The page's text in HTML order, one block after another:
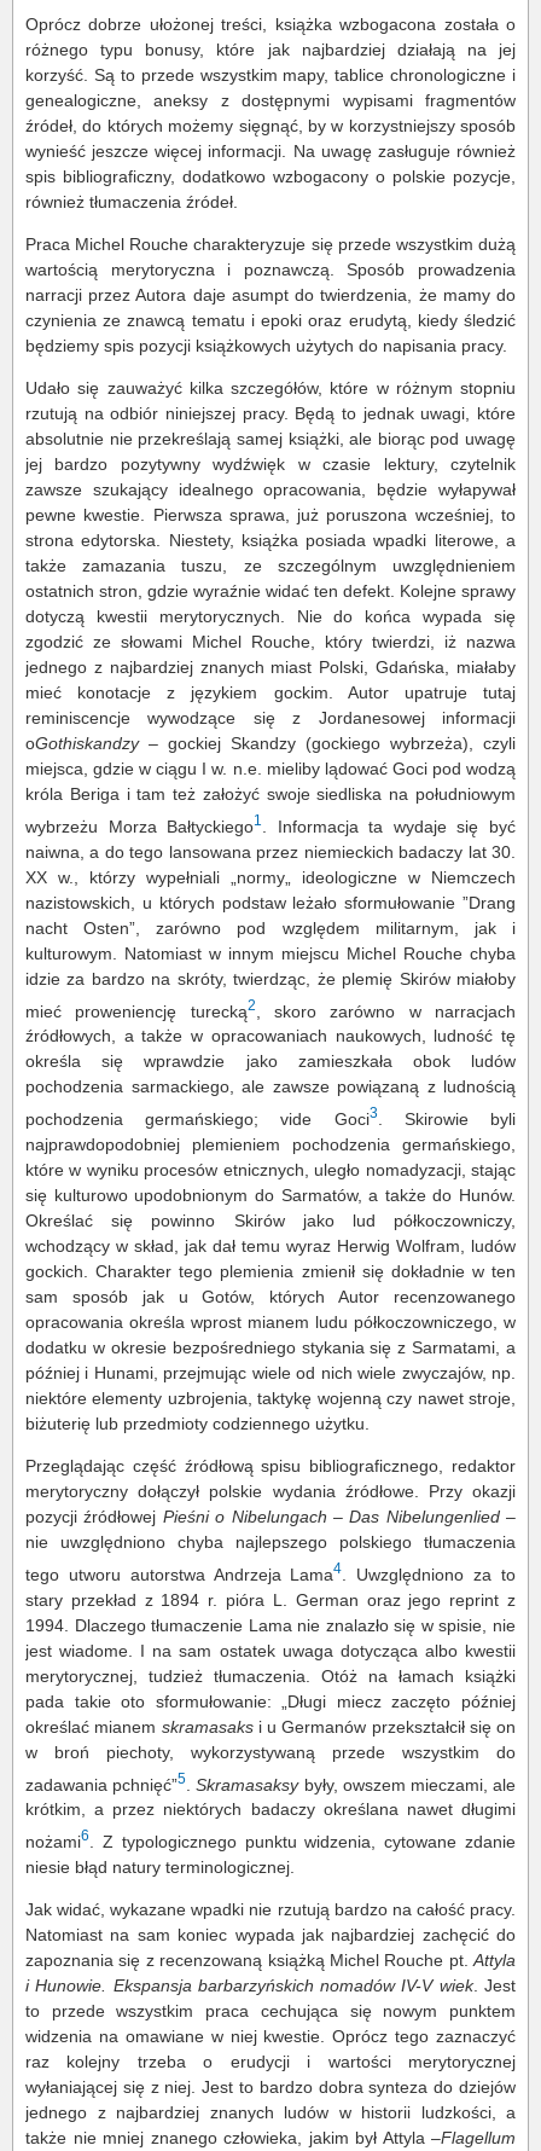
Oprócz dobrze ułożonej treści, książka wzbogacona została o
różnego typu bonusy, które jak najbardziej działają na jej
korzyść. Są to przede wszystkim mapy, tablice chronologiczne i
genealogiczne, aneksy z dostępnymi wypisami fragmentów
źródeł, do których możemy sięgnąć, by w korzystniejszy sposób
wynieść jeszcze więcej informacji. Na uwagę zasługuje również
spis bibliograficzny, dodatkowo wzbogacony o polskie pozycje,
również tłumaczenia źródeł.
Praca Michel Rouche charakteryzuje się przede wszystkim dużą
wartością merytoryczna i poznawczą. Sposób prowadzenia
narracji przez Autora daje asumpt do twierdzenia, że mamy do
czynienia ze znawcą tematu i epoki oraz erudytą, kiedy śledzić
będziemy spis pozycji książkowych użytych do napisania pracy.
Udało się zauważyć kilka szczegółów, które w różnym stopniu
rzutują na odbiór niniejszej pracy. Będą to jednak uwagi, które
absolutnie nie przekreślają samej książki, ale biorąc pod uwagę
jej bardzo pozytywny wydźwięk w czasie lektury, czytelnik
zawsze szukający idealnego opracowania, będzie wyłapywał
pewne kwestie. Pierwsza sprawa, już poruszona wcześniej, to
strona edytorska. Niestety, książka posiada wpadki literowe, a
także zamazania tuszu, ze szczególnym uwzględnieniem
ostatnich stron, gdzie wyraźnie widać ten defekt. Kolejne sprawy
dotyczą kwestii merytorycznych. Nie do końca wypada się
zgodzić ze słowami Michel Rouche, który twierdzi, iż nazwa
jednego z najbardziej znanych miast Polski, Gdańska, miałaby
mieć konotacje z językiem gockim. Autor upatruje tutaj
reminiscencje wywodzące się z Jordanesowej informacji
oGothiskandzy– gockiej Skandzy (gockiego wybrzeża), czyli
miejsca, gdzie w ciągu I w. n.e. mieliby lądować Goci pod wodzą
króla Beriga i tam też założyć swoje siedliska na południowym
wybrzeżu Morza Bałtyckiego1
. Informacja ta wydaje się być
naiwna, a do tego lansowana przez niemieckich badaczy lat 30.
XX w., którzy wypełniali „normy„ ideologiczne w Niemczech
nazistowskich, u których podstaw leżało sformułowanie ”Drang
nacht Osten”, zarówno pod względem militarnym, jak i
kulturowym. Natomiast w innym miejscu Michel Rouche chyba
idzie za bardzo na skróty, twierdząc, że plemię Skirów miałoby
mieć proweniencję turecką2
, skoro zarówno w narracjach
źródłowych, a także w opracowaniach naukowych, ludność tę
określa się wprawdzie jako zamieszkała obok ludów
pochodzenia sarmackiego, ale zawsze powiązaną z ludnością
pochodzenia germańskiego; vide Goci3. Skirowie byli
najprawdopodobniej plemieniem pochodzenia germańskiego,
które w wyniku procesów etnicznych, uległo nomadyzacji, stając
się kulturowo upodobnionym do Sarmatów, a także do Hunów.
Określać się powinno Skirów jako lud półkoczowniczy,
wchodzący w skład, jak dał temu wyraz Herwig Wolfram, ludów
gockich. Charakter tego plemienia zmienił się dokładnie w ten
sam sposób jak u Gotów, których Autor recenzowanego
opracowania określa wprost mianem ludu półkoczowniczego, w
dodatku w okresie bezpośredniego stykania się z Sarmatami, a
później i Hunami, przejmując wiele od nich wiele zwyczajów, np.
niektóre elementy uzbrojenia, taktykę wojenną czy nawet stroje,
biżuterię lub przedmioty codziennego użytku.
Przeglądając część źródłową spisu bibliograficznego, redaktor
merytoryczny dołączył polskie wydania źródłowe. Przy okazji
pozycji źródłowej Pieśni o Nibelungach –Das Nibelungenlied–
nie uwzględniono chyba najlepszego polskiego tłumaczenia
tego utworu autorstwa Andrzeja Lama4
. Uwzględniono za to
stary przekład z 1894 r. pióra L. German oraz jego reprint z
1994. Dlaczego tłumaczenie Lama nie znalazło się w spisie, nie
jest wiadome. I na sam ostatek uwaga dotycząca albo kwestii
merytorycznej, tudzież tłumaczenia. Otóż na łamach książki
pada takie oto sformułowanie: „Długi miecz zaczęto później
określać mianem skramasaksi u Germanów przekształcił się on
w broń piechoty, wykorzystywaną przede wszystkim do
zadawania pchnięć”5 .Skramasaksybyły, owszem mieczami, ale
krótkim, a przez niektórych badaczy określana nawet długimi
nożami6
. Z typologicznego punktu widzenia, cytowane zdanie
niesie błąd natury terminologicznej.
Jak widać, wykazane wpadki nie rzutują bardzo na całość pracy.
Natomiast na sam koniec wypada jak najbardziej zachęcić do
zapoznania się z recenzowaną książką Michel Rouche pt. Attyla
i Hunowie. Ekspansja barbarzyńskich nomadów IV-V wiek. Jest
to przede wszystkim praca cechująca się nowym punktem
widzenia na omawiane w niej kwestie. Oprócz tego zaznaczyć
raz kolejny trzeba o erudycji i wartości merytorycznej
wyłaniającej się z niej. Jest to bardzo dobra synteza do dziejów
jednego z najbardziej znanych ludów w historii ludzkości, a
także nie mniej znanego człowieka, jakim był Attyla –Flagellum